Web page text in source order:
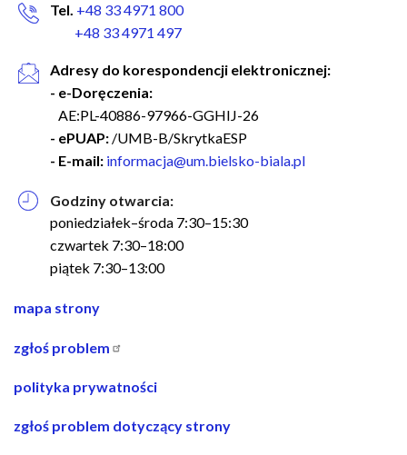
Tel. +48 33 4971 800
+48 33 4971 497
Adresy do korespondencji elektronicznej:
- e-Doręczenia:
AE:PL-40886-97966-GGHIJ-26
- ePUAP: /UMB-B/SkrytkaESP
- E-mail: informacja@um.bielsko-biala.pl
Godziny otwarcia:
poniedziałek–środa 7:30–15:30
czwartek 7:30–18:00
piątek 7:30–13:00
nawigacja
stopce
mapa strony
zgłoś problem
polityka prywatności
zgłoś problem dotyczący strony